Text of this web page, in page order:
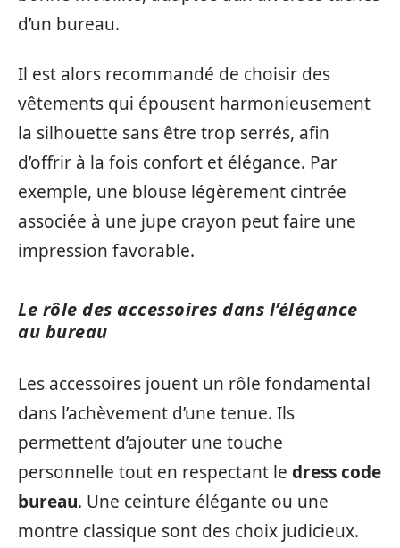
d’un bureau.
Il est alors recommandé de choisir des
vêtements qui épousent harmonieusement
la silhouette sans être trop serrés, afin
d’offrir à la fois confort et élégance. Par
exemple, une blouse légèrement cintrée
associée à une jupe crayon peut faire une
impression favorable.
Le rôle des accessoires dans l’élégance
au bureau
Les accessoires jouent un rôle fondamental
dans l’achèvement d’une tenue. Ils
permettent d’ajouter une touche
personnelle tout en respectant le dress code
bureau. Une ceinture élégante ou une
montre classique sont des choix judicieux.